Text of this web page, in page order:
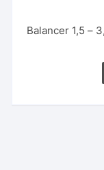
Balancer 1,5 –